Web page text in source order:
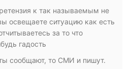
к так называемым не
освещаете ситуацию как есть
за то что
гадость
сообщают, то СМИ и пишут.